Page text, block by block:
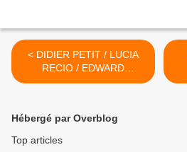
< DIDIER PETIT / LUCIA
RECIO / EDWARD
PERRAUD « Anthropique »
Hébergé par Overblog
Top articles